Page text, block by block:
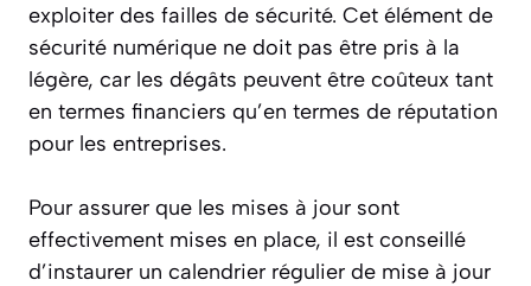
exploiter des failles de sécurité. Cet élément de
sécurité numérique ne doit pas être pris à la
légère, car les dégâts peuvent être coûteux tant
en termes financiers qu’en termes de réputation
pour les entreprises.
Pour assurer que les mises à jour sont
effectivement mises en place, il est conseillé
d’instaurer un calendrier régulier de mise à jour